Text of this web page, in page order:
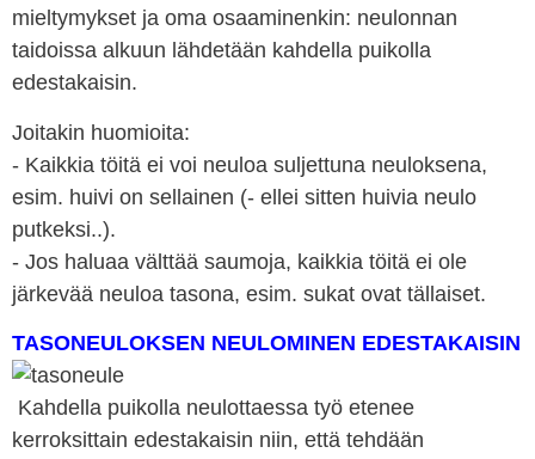
mieltymykset ja oma osaaminenkin: neulonnan
taidoissa alkuun lähdetään kahdella puikolla
edestakaisin.
Joitakin huomioita:
- Kaikkia töitä ei voi neuloa suljettuna neuloksena,
esim. huivi on sellainen (- ellei sitten huivia neulo
putkeksi..).
- Jos haluaa välttää saumoja, kaikkia töitä ei ole
järkevää neuloa tasona, esim. sukat ovat tällaiset.
TASONEULOKSEN NEULOMINEN EDESTAKAISIN
Kahdella puikolla neulottaessa työ etenee
kerroksittain edestakaisin niin, että tehdään